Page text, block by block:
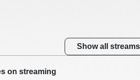
Show all streams
on streaming